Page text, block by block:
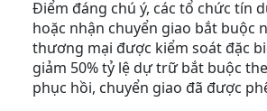
Điểm đáng chú ý, các tổ chức tín
hoặc nhận chuyển giao bắt buộc
thương mại được kiểm soát đặc
giảm 50% tỷ lệ dự trữ bắt buộc
phục hồi, chuyển giao đã được